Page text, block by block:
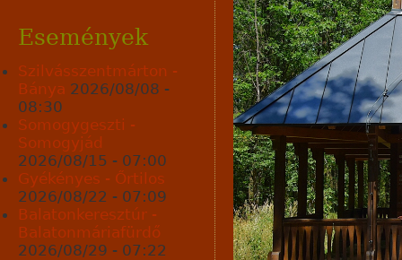
Események
Szilvásszentmárton -
Bánya 2026/08/08 -
08:30
Somogygeszti -
Somogyjád
2026/08/15 - 07:00
Gyékényes - Őrtilos
2026/08/22 - 07:09
Balatonkeresztúr -
Balatonmáriafürdő
2026/08/29 - 07:22